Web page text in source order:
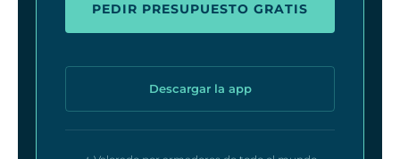
PEDIR PRESUPUESTO GRATIS
Descargar la app